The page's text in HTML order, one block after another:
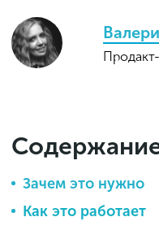
Зачем это нужно
Как это работает